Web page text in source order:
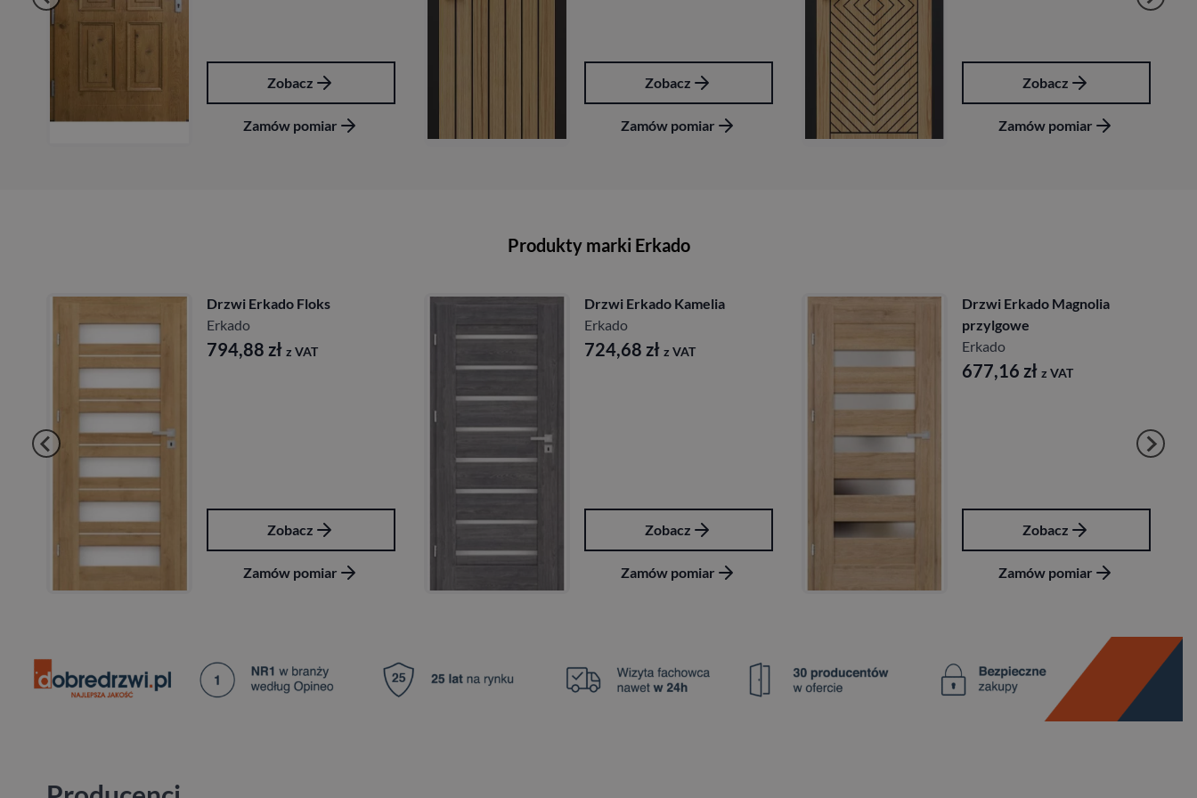
Zobacz
Zamów pomiar
Zobacz
Zamów pomiar
Zobacz
Zamów pomiar
Produkty marki Erkado
Drzwi Erkado Kamelia
Erkado
724,68zł z VAT
Zobacz
Zamów pomiar
Drzwi Erkado Magnolia
przylgowe
Erkado
Zobacz
Zamów pomiar
Drzwi Erkado Magnolia
bezprzylgowe
Erkado
677,16zł z VAT
Zobacz
Zamów pomiar